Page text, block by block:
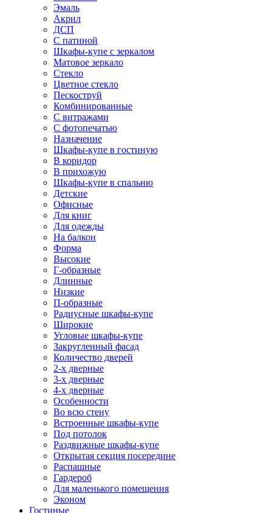
Эмаль
Акрил
ДСП
С патиной
Шкафы-купе с зеркалом
Матовое зеркало
Стекло
Цветное стекло
Пескоструй
Комбинированные
С витражами
С фотопечатью
Назначение
Шкафы-купе в гостиную
В коридор
В прихожую
Шкафы-купе в спальню
Детские
Офисные
Для книг
Для одежды
На балкон
Форма
Высокие
Г-образные
Длинные
Низкие
П-образные
Радиусные шкафы-купе
Широкие
Угловые шкафы-купе
Закругленный фасад
Количество дверей
2-х дверные
3-х дверные
4-х дверные
Особенности
Во всю стену
Встроенные шкафы-купе
Под потолок
Раздвижные шкафы-купе
Открытая секция посередине
Распашные
Гардероб
Для маленького помещения
Эконом
Гостиные